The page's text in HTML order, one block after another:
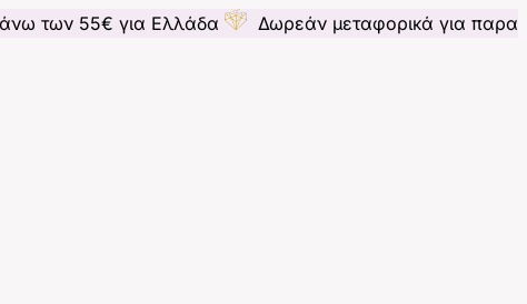
για Ελλάδα Δωρεάν μεταφορικά για παραγγελίες